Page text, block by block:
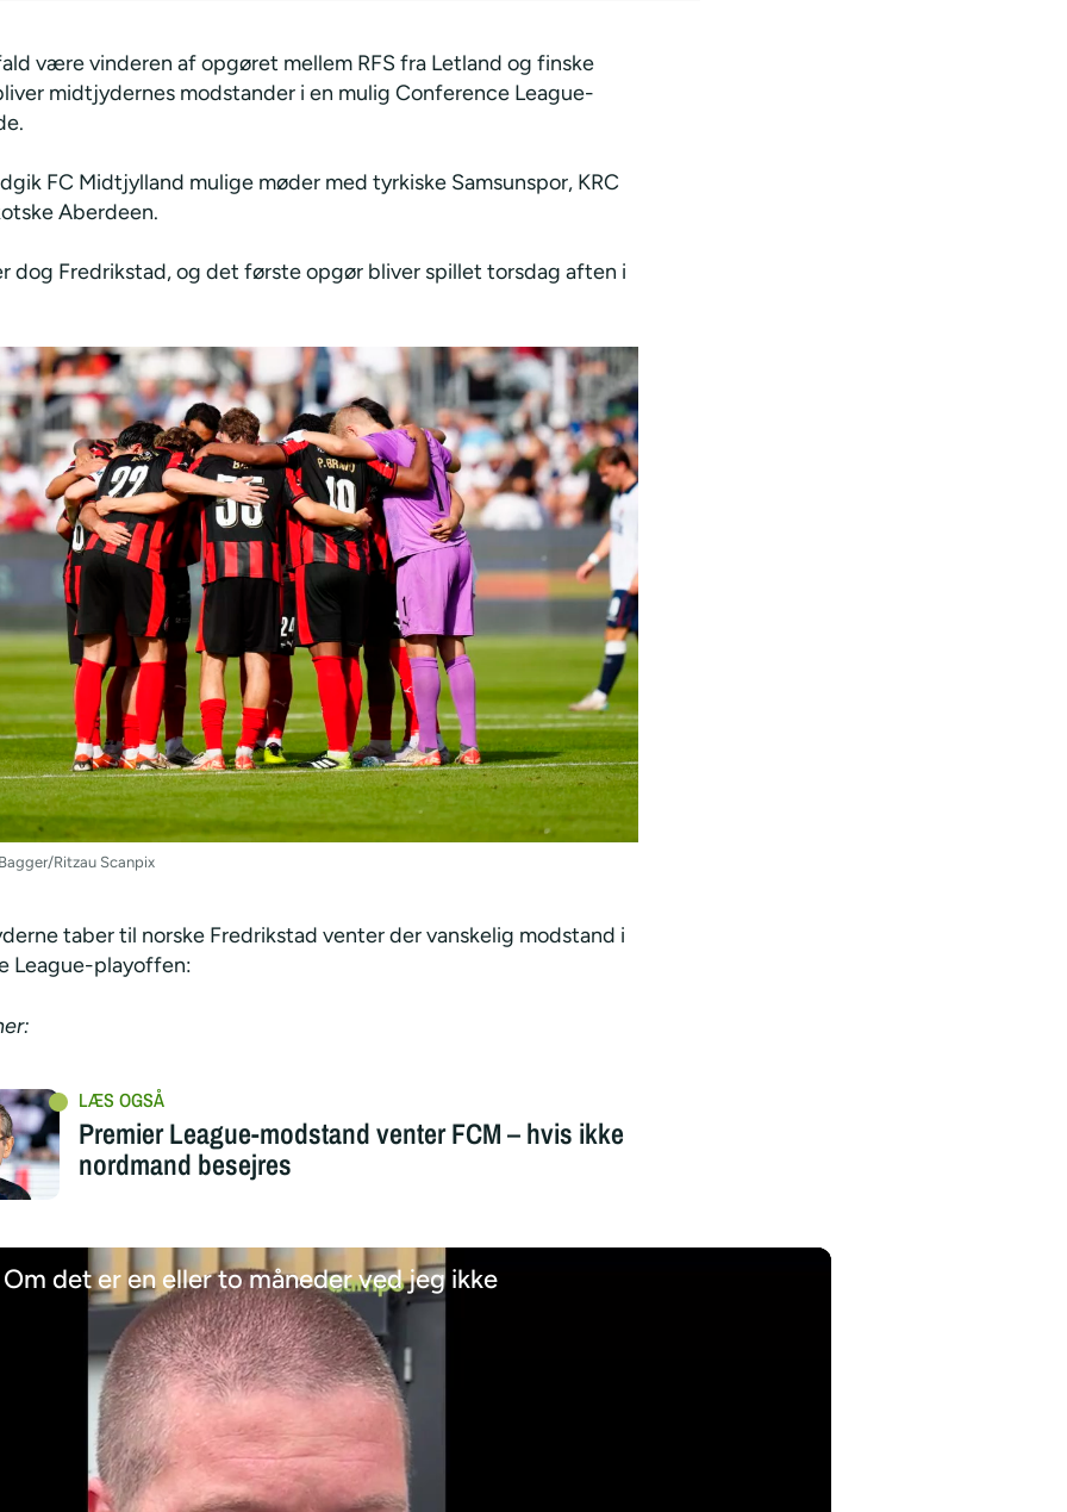
være vinderen af opgøret mellem RFS fra Letland og finske
midtjydernes modstander i en mulig Conference League-
FC Midtjylland mulige møder med tyrkiske Samsunspor, KRC
Aberdeen.
dog Fredrikstad, og det første opgør bliver spillet torsdag aften i
Ritzau Scanpix
taber til norske Fredrikstad venter der vanskelig modstand i
League-playoffen:
Premier League-modstand venter FCM – hvis ikke
nordmand besejres
det er en eller to måneder ved jeg ikke